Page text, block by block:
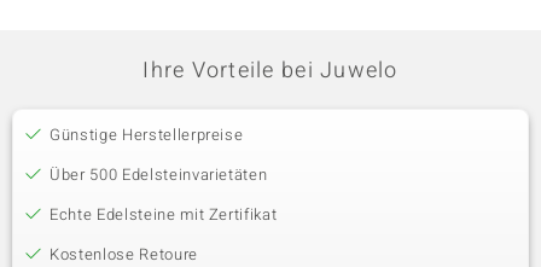
Ihre Vorteile bei Juwelo
Günstige Herstellerpreise
Über 500 Edelsteinvarietäten
Echte Edelsteine mit Zertifikat
Kostenlose Retoure